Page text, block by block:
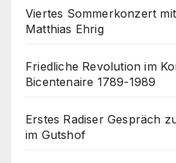
Viertes Sommerkonzert
Matthias Ehrig
Friedliche Revolution im
Bicentenaire 1789-1989
Erstes Radiser Gespräch
im Gutshof